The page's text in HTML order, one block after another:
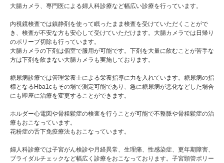
大腸カメラ、専門医による婦人科診療など幅広い診療を行っています。
内視鏡検査では鎮静剤を使って眠ったまま検査を受けていただくことがで
き、検査が不安な方も安心して受けていただけます。大腸カメラでは日帰り
のポリープ切除も行っています。
大腸カメラの下剤は個室で服用が可能です。下剤を大量に飲むことが苦手な
方は下剤を飲まない大腸カメラも実施しております。
糖尿病診療では管理栄養士による栄養指導に力を入れています。糖尿病の指
標となるHba1cもその場で測定可能であり、急に糖尿病が悪化などした場合
にも即座に治療を変更することができます。
ホルダー心電図や骨粗鬆症の検査を行うことが可能で不整脈や骨粗鬆症の治
療もおこなっています。
花粉症の舌下免疫療法もおこなっています。
婦人科診療では子宮がん検診や月経異常、生理痛、性感染症、更年期障害、
ブライダルチェックなど幅広く診療をおこなっております。子宮頸管ポリー